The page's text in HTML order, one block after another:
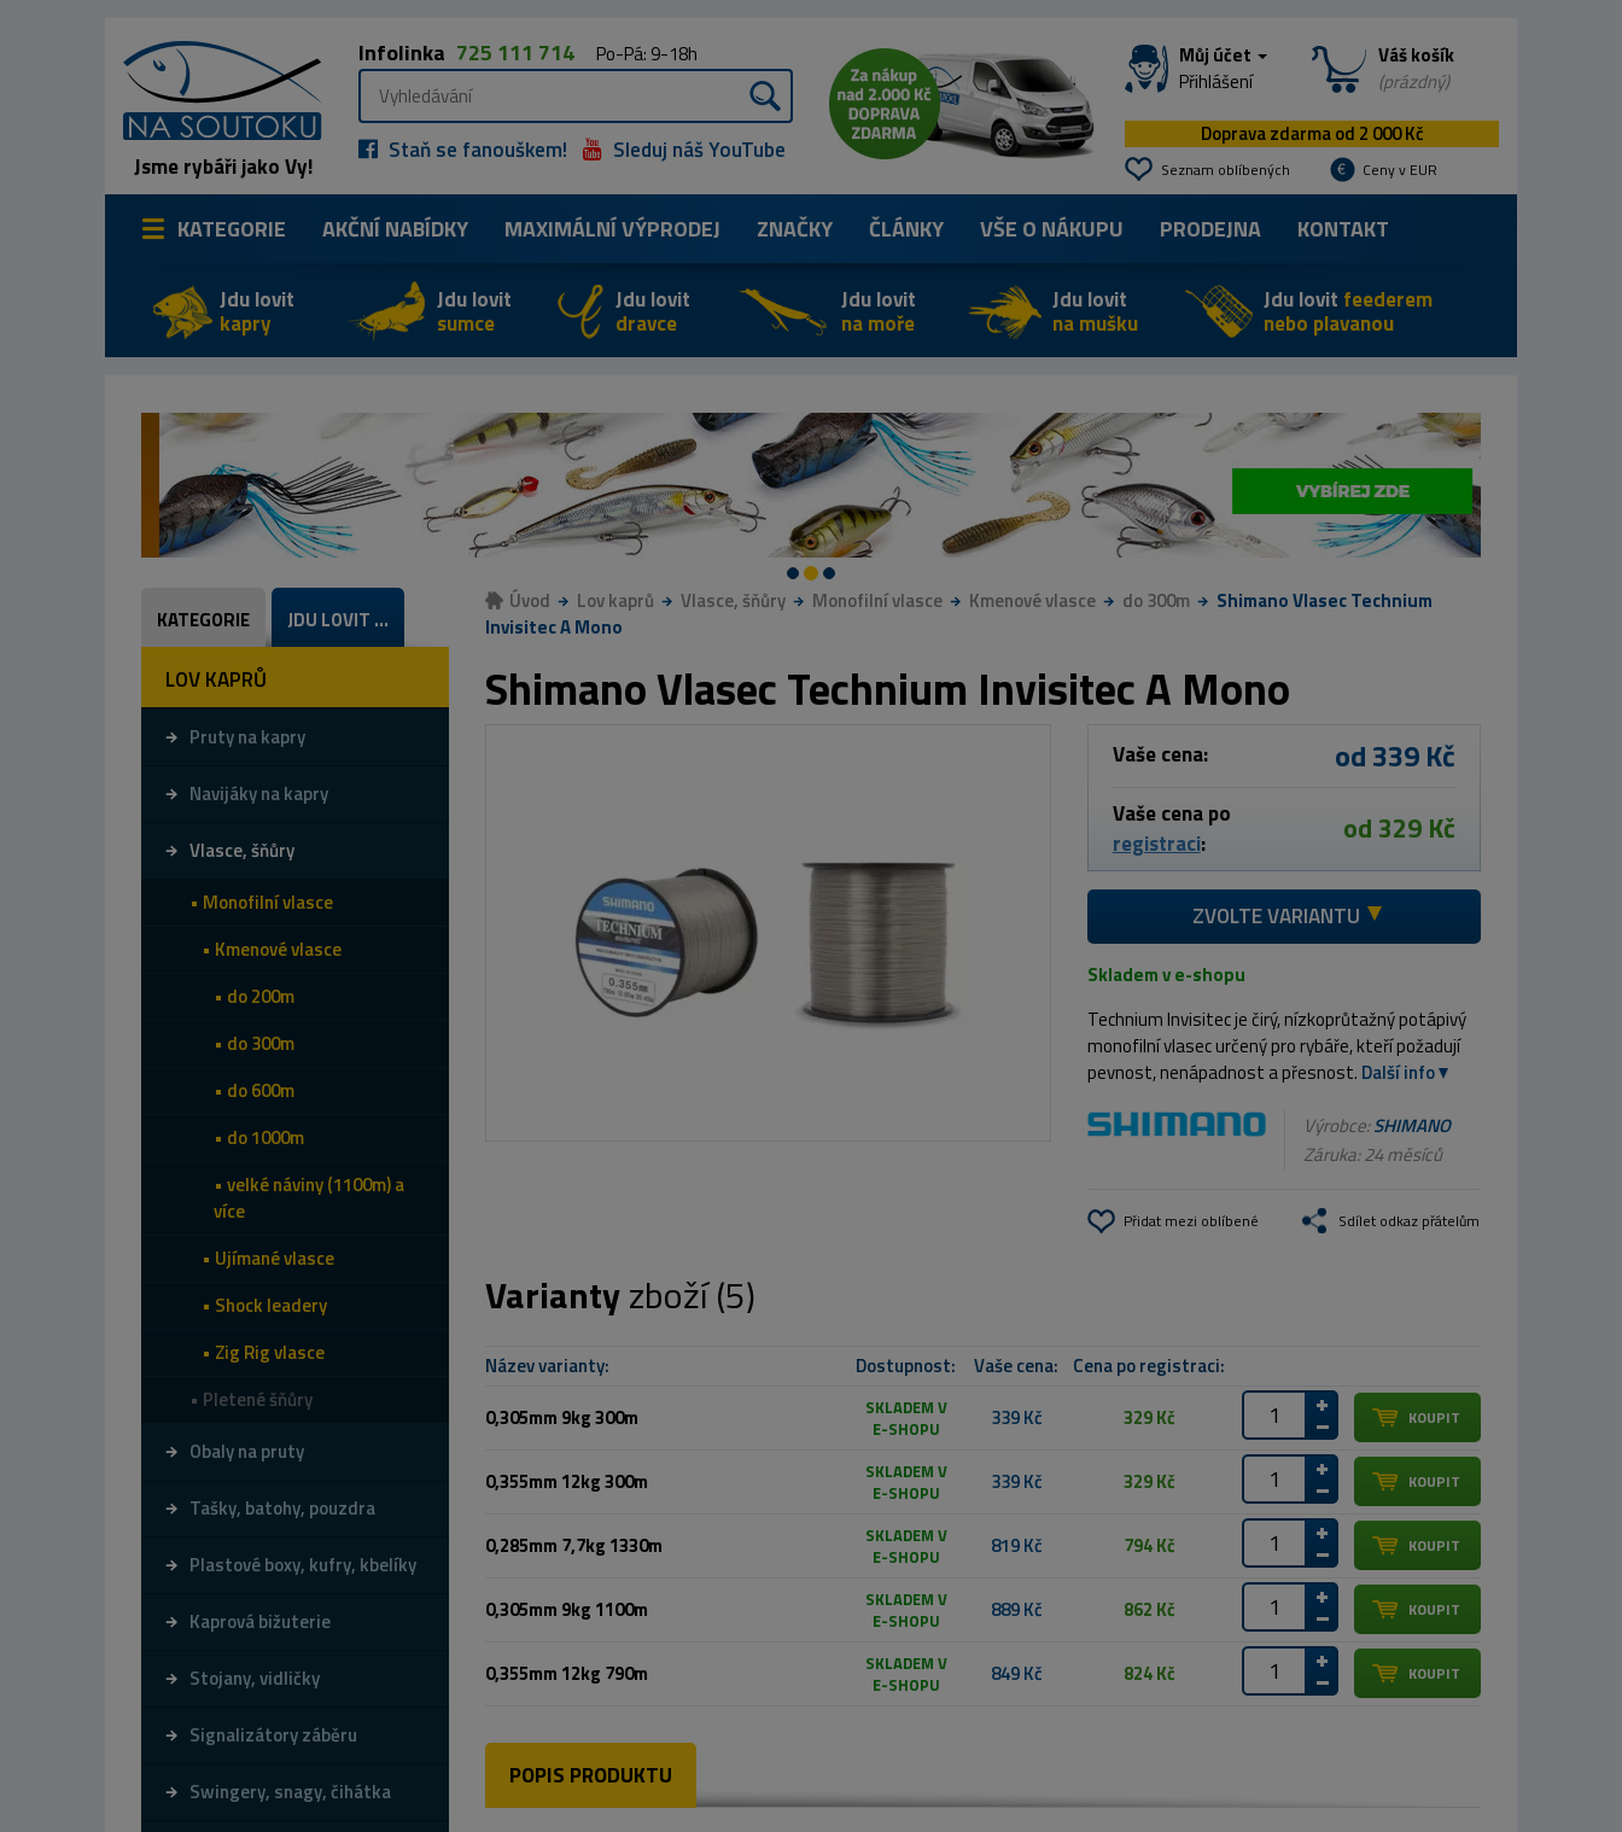
Jsme rybáři jako Vy!
Infolinka 725 111 714 Po-Pá: 9-18h
Staň se fanouškem! Sleduj náš YouTube
Můj účet
Přihlášení
Váš košík
(prázdný)
Doprava zdarma od 2 000 Kč
Seznam oblíbených Ceny v EUR
KATEGORIE AKČNÍ NABÍDKY MAXIMÁLNÍVÝPRODEJ ZNAČKY ČLÁNKY VŠE O NÁKUPU PRODEJNA KONTAKT
Jdu lovit
kapry
Jdu lovit
sumce
Jdu lovit
dravce
Jdu lovit
na moře
Jdu lovit
na mušku
Jdu lovit feederem
nebo plavanou
KATEGORIE JDU LOVIT ...
LOV KAPRŮ
Pruty na kapry
Navijáky na kapry
Vlasce, šňůry
Monofilní vlasce
Kmenové vlasce
do 200m
do 300m
do 600m
do 1000m
velké náviny (1100m) a
více
Ujímané vlasce
Shock leadery
Zig Rig vlasce
Pletené šňůry
Obaly na pruty
Tašky, batohy, pouzdra
Plastové boxy, kufry, kbelíky
Kaprová bižuterie
Stojany, vidličky
Signalizátory záběru
Swingery, snagy, čihátka
Úvod Lov kaprů Vlasce, šňůry Monofilní vlasce Kmenové vlasce do 300m
Shimano Vlasec Technium
Invisitec A Mono
Shimano Vlasec Technium Invisitec A Mono
Vaše cena: od 339 Kč
Vaše cena po
registraci: od 329 Kč
ZVOLTE VARIANTU
Skladem v e-shopu
Technium Invisitec je čirý, nízkoprůtažný potápivý
monofilní vlasec určený pro rybáře, kteří požadují
pevnost, nenápadnost a přesnost. Další info
Výrobce:SHIMANO
Záruka: 24 měsíců
Přidat mezi oblíbené Sdílet odkaz přátelům
Variantyzboží (5)
Název varianty: Dostupnost: Vaše cena:
Cena po registraci:
0,305mm 9kg 300m
SKLADEM V
E-SHOPU
339 Kč 329 Kč
0,355mm 12kg 300m
SKLADEM V
E-SHOPU
339 Kč 329 Kč
0,285mm 7,7kg 1330m
SKLADEM V
E-SHOPU
819 Kč 794 Kč
0,305mm 9kg 1100m
SKLADEM V
E-SHOPU
889 Kč 862 Kč
0,355mm 12kg 790m
SKLADEM V
E-SHOPU
849 Kč 824 Kč
POPIS PRODUKTU